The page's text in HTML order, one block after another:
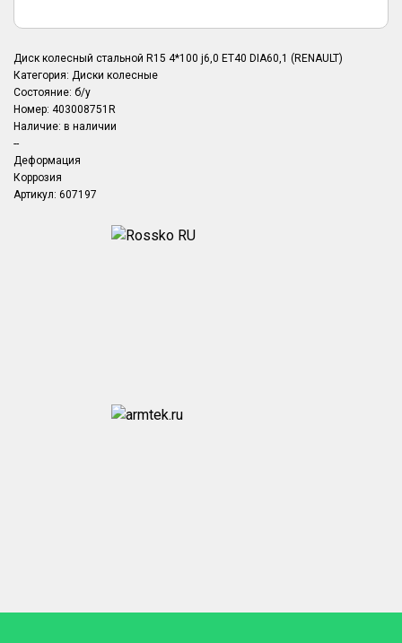
Диск колесный стальной R15 4*100 j6,0 ET40 DIA60,1 (RENAULT)
Категория: Диски колесные
Состояние: б/y
Номер: 403008751R
Наличие: в наличии
--
Деформация
Коррозия
Артикул: 607197